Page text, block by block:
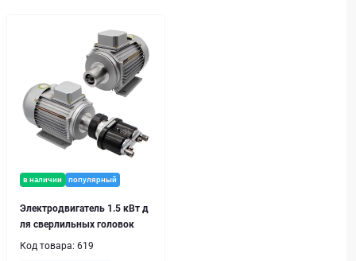
в наличии популярный
Электродвигатель 1.5 кВт д
ля сверлильных головок
Код товара: 619